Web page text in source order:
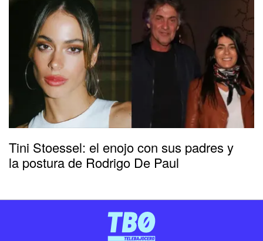
Tini Stoessel: el enojo con sus padres y
la postura de Rodrigo De Paul